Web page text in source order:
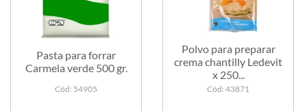
Pasta para forrar
Carmela verde 500 gr.
Cód: 54905
Polvo para preparar
crema chantilly Ledevit
x 250...
Cód: 43871